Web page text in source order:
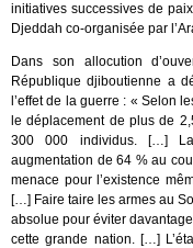
initiatives successives de
Djeddah co-organisée par
Dans son allocution
République djiboutienne a
l’effet de la guerre : « Selon
le déplacement de plus de
300 000 individus. […]
augmentation de 64 % au
menace pour l’existence
[…] Faire taire les armes au
absolue pour éviter
cette grande nation. […]